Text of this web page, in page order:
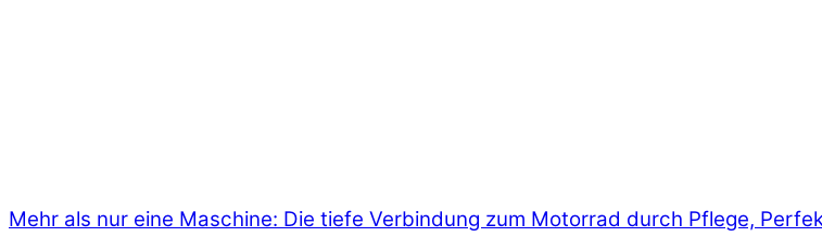
Mehr als nur eine Maschine: Die tiefe Verbindung zum Motorrad durch Pflege,